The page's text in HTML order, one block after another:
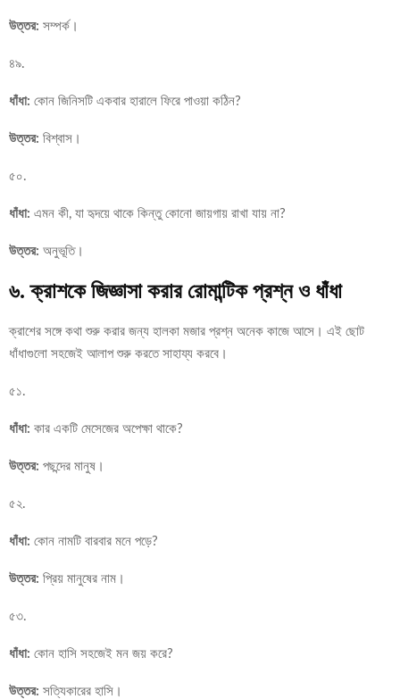
উত্তর: সম্পর্ক।
৪৯.
ধাঁধা: কোন জিনিসটি একবার হারালে ফিরে পাওয়া কঠিন?
উত্তর: বিশ্বাস।
৫০.
ধাঁধা: এমন কী, যা হৃদয়ে থাকে কিন্তু কোনো জায়গায় রাখা যায় না?
উত্তর: অনুভূতি।
৬. ক্রাশকে জিজ্ঞাসা করার রোমান্টিক প্রশ্ন ও ধাঁধা
ক্রাশের সঙ্গে কথা শুরু করার জন্য হালকা মজার প্রশ্ন অনেক কাজে আসে। এই ছোট
ধাঁধাগুলো সহজেই আলাপ শুরু করতে সাহায্য করবে।
৫১.
ধাঁধা: কার একটি মেসেজের অপেক্ষা থাকে?
উত্তর: পছন্দের মানুষ।
৫২.
ধাঁধা: কোন নামটি বারবার মনে পড়ে?
উত্তর: প্রিয় মানুষের নাম।
৫৩.
ধাঁধা: কোন হাসি সহজেই মন জয় করে?
উত্তর: সত্যিকারের হাসি।